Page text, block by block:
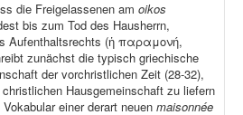
die Freigelassenen am oikos
bis zum Tod des Hausherrn,
Aufenthaltsrechts (ἡ παραμονή,
zunächst die typisch griechische
der vorchristlichen Zeit (28-32),
Hausgemeinschaft zu liefern
einer derart neuen maisonnée